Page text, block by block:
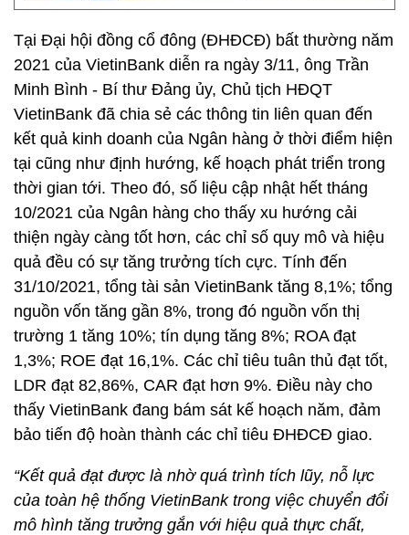
Tại Đại hội đồng cổ đông (ĐHĐCĐ) bất thường năm
2021 của VietinBank diễn ra ngày 3/11, ông Trần
Minh Bình - Bí thư Đảng ủy, Chủ tịch HĐQT
VietinBank đã chia sẻ các thông tin liên quan đến
kết quả kinh doanh của Ngân hàng ở thời điểm hiện
tại cũng như định hướng, kế hoạch phát triển trong
thời gian tới. Theo đó, số liệu cập nhật hết tháng
10/2021 của Ngân hàng cho thấy xu hướng cải
thiện ngày càng tốt hơn, các chỉ số quy mô và hiệu
quả đều có sự tăng trưởng tích cực. Tính đến
31/10/2021, tổng tài sản VietinBank tăng 8,1%; tổng
nguồn vốn tăng gần 8%, trong đó nguồn vốn thị
trường 1 tăng 10%; tín dụng tăng 8%; ROA đạt
1,3%; ROE đạt 16,1%. Các chỉ tiêu tuân thủ đạt tốt,
LDR đạt 82,86%, CAR đạt hơn 9%. Điều này cho
thấy VietinBank đang bám sát kế hoạch năm, đảm
bảo tiến độ hoàn thành các chỉ tiêu ĐHĐCĐ giao.
“Kết quả đạt được là nhờ quá trình tích lũy, nỗ lực
của toàn hệ thống VietinBank trong việc chuyển đổi
mô hình tăng trưởng gắn với hiệu quả thực chất,